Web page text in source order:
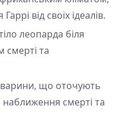
від своїх ідеалів.
леопарда біля
та
що оточують
наближення смерті та